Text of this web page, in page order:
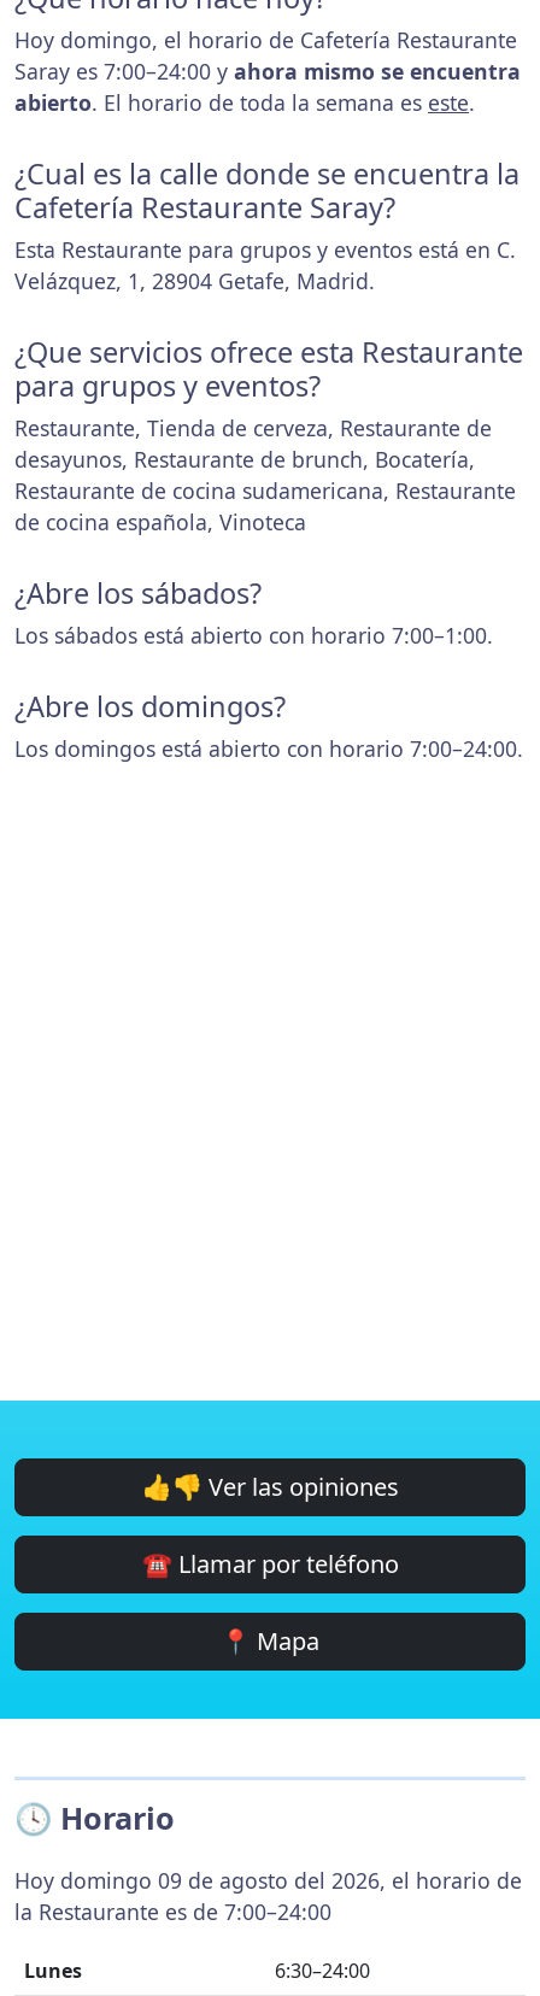
Hoy domingo, el horario de Cafetería Restaurante
Saray es 7:00–24:00 y ahora mismo se encuentra
abierto. El horario de toda la semana es este.
¿Cual es la calle donde se encuentra la
Cafetería Restaurante Saray?
Esta Restaurante para grupos y eventos está en C.
Velázquez, 1, 28904 Getafe, Madrid.
¿Que servicios ofrece esta Restaurante
para grupos y eventos?
Restaurante, Tienda de cerveza, Restaurante de
desayunos, Restaurante de brunch, Bocatería,
Restaurante de cocina sudamericana, Restaurante
de cocina española, Vinoteca
¿Abre los sábados?
Los sábados está abierto con horario 7:00–1:00.
¿Abre los domingos?
Los domingos está abierto con horario 7:00–24:00.
👍👎 Ver las opiniones
☎️ Llamar por teléfono
📍 Mapa
🕓 Horario
Hoy domingo 09 de agosto del 2026, el horario de
la Restaurante es de 7:00–24:00
Lunes
6:30–24:00